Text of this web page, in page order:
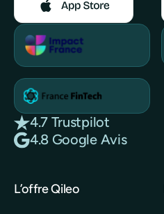
4.7 Trustpilot
4.8 Google Avis
L’offre Qileo